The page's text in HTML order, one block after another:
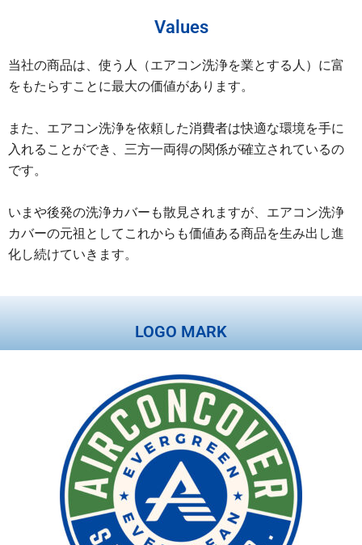
Values
当社の商品は、使う人（エアコン洗浄を業とする人）に富
をもたらすことに最大の価値があります。
また、エアコン洗浄を依頼した消費者は快適な環境を手に
入れることができ、三方一両得の関係が確立されているの
です。
いまや後発の洗浄カバーも散見されますが、エアコン洗浄
カバーの元祖としてこれからも価値ある商品を生み出し進
化し続けていきます。
LOGO MARK